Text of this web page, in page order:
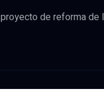
de reforma